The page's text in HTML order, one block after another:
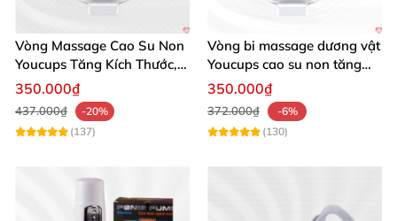
Bạn muốn thêm phần hướng dẫn sử dụng chi tiết
hay thông tin về bảo hành không?
Vòng Massage Cao Su Non
Youcups Tăng Kích Thước,
Thoải Mái Sảng Khoái
350.000₫
437.000₫
-20%
(137)
Vòng bi massage dương vật
Youcups cao su non tăng
kích thước hiệu quả
350.000₫
372.000₫
-6%
(130)